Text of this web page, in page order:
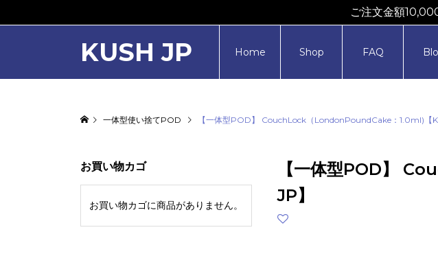
ご注文金額
KUSH JP Home Shop FAQ
一体型使い捨てPOD 【一体型POD】 CouchLock（LondonPoundCake：1.0ml)【
【一体型POD】
JP】
お買い物カゴ
お買い物カゴに商品がありません。